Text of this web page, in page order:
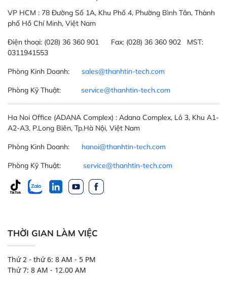
VP HCM : 78 Đường Số 1A, Khu Phố 4, Phường Bình Tân, Thành
phố Hồ Chí Minh, Việt Nam
Điện thoại: (028) 36 360 901 Fax: (028) 36 360 902 MST:
0311941553
Phòng Kinh Doanh: sales@thanhtin-tech.com
Phòng Kỹ Thuật: service@thanhtin-tech.com
Ha Noi Office (ADANA Complex) : Adana Complex, Lô 3, Khu A1-
A2-A3, P.Long Biên, Tp.Hà Nội, Việt Nam
Phòng Kinh Doanh: hanoi@thanhtin-tech.com
Phòng Kỹ Thuật: service@thanhtin-tech.com
THỜI GIAN LÀM VIỆC
Thứ 2 - thứ 6: 8 AM - 5 PM
Thứ 7: 8 AM - 12.00 AM